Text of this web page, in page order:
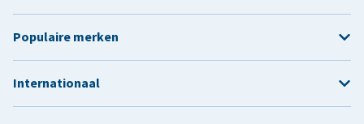
Populaire merken
Internationaal